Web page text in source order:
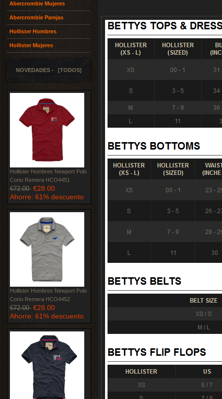
Abercrombie Mujeres
Abercrombie Parejas
Hollister Hombres
Hollister Mujeres
NOVEDADES - [TODOS]
Hollister Hombres Newport Polo
Corto Remera HCO4451
€72.00 €28.00
Ahorre: 61% descuento
Hollister Hombres Newport Polo
Corto Remera HCO4452
€72.00 €28.00
Ahorre: 61% descuento